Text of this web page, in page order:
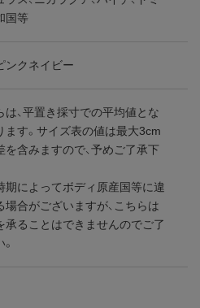
国等
ンクネイビー
、平置き採寸での平均値とな
ます。サイズ表の値は最大3cm
を含みますので、予めご了承下
によってボディ原産国等に違
場合がございますが、こちらは
承ることはできませんのでご了